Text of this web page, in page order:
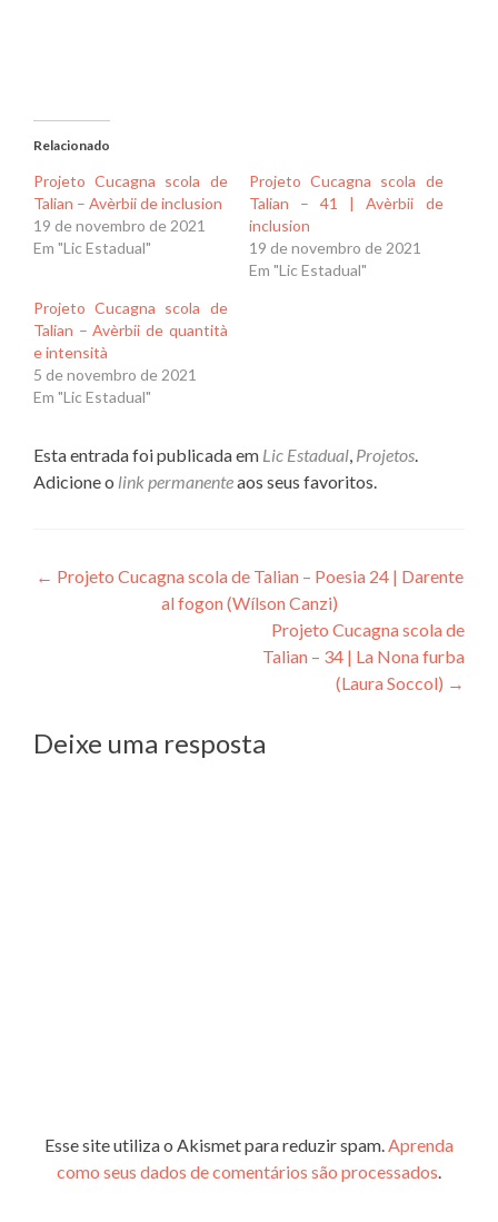
Relacionado
Projeto Cucagna scola de
Talian – Avèrbii de inclusion
19 de novembro de 2021
Em "Lic Estadual"
Projeto Cucagna scola de
Talian – 41 | Avèrbii de
inclusion
19 de novembro de 2021
Em "Lic Estadual"
Projeto Cucagna scola de
Talian – Avèrbii de quantità
e intensità
5 de novembro de 2021
Em "Lic Estadual"
Esta entrada foi publicada em Lic Estadual, Projetos.
Adicione o link permanenteaos seus favoritos.
Navegação
← Projeto Cucagna scola de Talian – Poesia 24 | Darente
al fogon (Wílson Canzi)
Projeto Cucagna scola de
Talian – 34 | La Nona furba
(Laura Soccol) →
Deixe uma resposta
Esse site utiliza o Akismet para reduzir spam.Aprenda
como seus dados de comentários são processados.